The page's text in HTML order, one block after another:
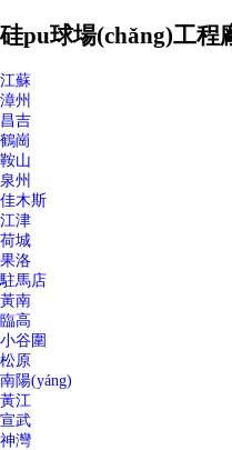
硅pu球場(chǎng)工程
江蘇
漳州
昌吉
鶴崗
鞍山
泉州
佳木斯
江津
荷城
果洛
駐馬店
黃南
臨高
小谷圍
松原
南陽(yáng)
黃江
宣武
神灣